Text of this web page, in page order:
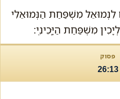
מִשְׁפַּחַת הַנְּמוּאֵלִי
מִשְׁפַּחַת הַיָּֽכִינִֽי׃
26:13